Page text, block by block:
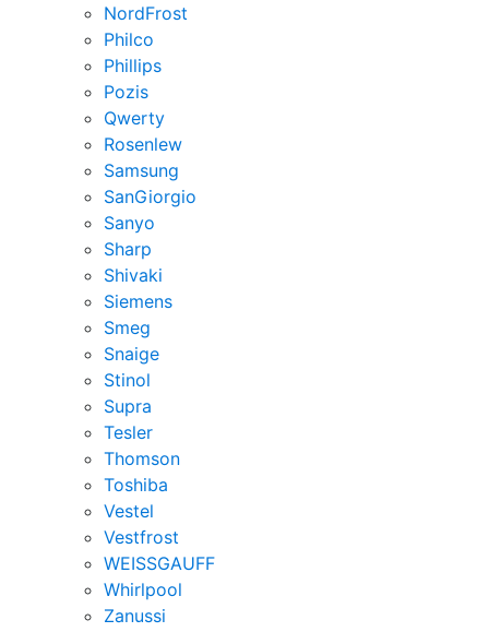
NordFrost
Philco
Phillips
Pozis
Qwerty
Rosenlew
Samsung
SanGiorgio
Sanyo
Sharp
Shivaki
Siemens
Smeg
Snaige
Stinol
Supra
Tesler
Thomson
Toshiba
Vestel
Vestfrost
WEISSGAUFF
Whirlpool
Zanussi